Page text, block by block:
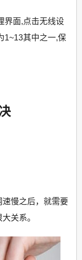
界面,点击无线设
其中之一,保
慢之后，就需要
关系。